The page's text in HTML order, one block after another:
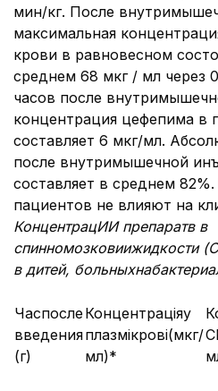
мин/кг. После
максимальная
крови в равновесном
среднем 68 мкг / мл через
часов после
концентрация цефепима в
составляет 6 мкг/мл.
после внутримышечной
составляет в среднем
пациентов не влияют на
КонцентрацИИпрепаратвв
спинномозковиижидкости
в дитей, больныхнабактери
Часпосле
введения
(г)
Концентраціяу
плазмікрові(мкг/
мл)*